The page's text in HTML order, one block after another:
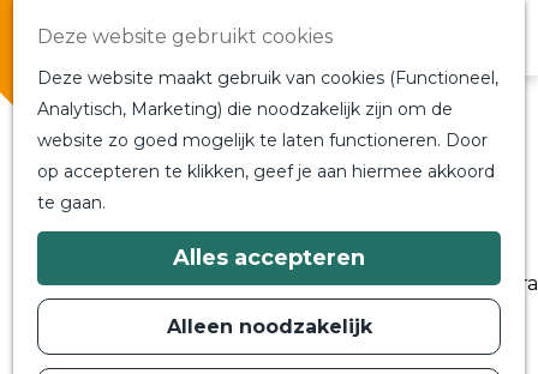
Deze website gebruikt cookies
Deze website maakt gebruik van cookies (Functioneel,
Analytisch, Marketing) die noodzakelijk zijn om de
website zo goed mogelijk te laten functioneren. Door
op accepteren te klikken, geef je aan hiermee akkoord
te gaan.
Alles accepteren
Alleen noodzakelijk
a
a
a
d
h
o
In de buurt
Bij ons om de hoek
Alle blogs en vlogs
Ontmoet de bloggers
Plan je bezoek
Toeristische Informatiecentra
Bereikbaarheid